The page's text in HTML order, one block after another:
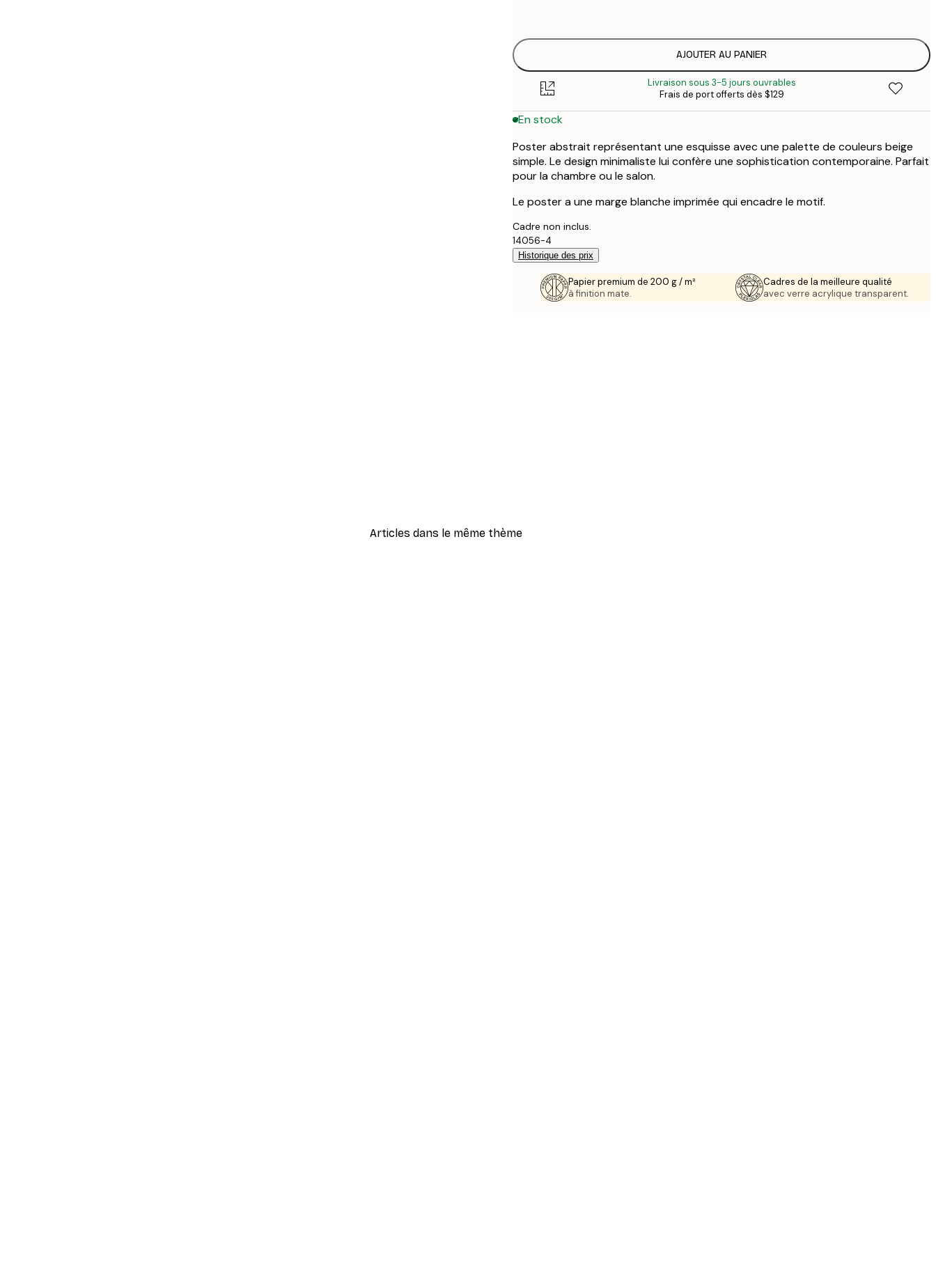
70x100 cm
AJOUTER AU PANIER
Livraison sous 3-5 jours ouvrables
Frais de port offerts dès $129
En stock
Poster abstrait représentant une esquisse avec une palette de couleurs beige
simple. Le design minimaliste lui confère une sophistication contemporaine. Parfait
pour la chambre ou le salon.
Le poster a une marge blanche imprimée qui encadre le motif.
Cadre non inclus.
14056-4
Historique des prix
Papier premium de 200 g / m²
à finition mate.
Cadres de la meilleure qualité
avec verre acrylique transparent.
Articles dans le même thème